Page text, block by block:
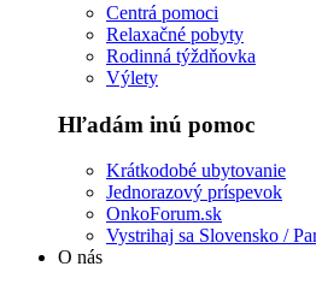
Centrá pomoci
Relaxačné pobyty
Rodinná týždňovka
Výlety
Hľadám inú pomoc
Krátkodobé ubytovanie
Jednorazový príspevok
OnkoForum.sk
Vystrihaj sa Slovensko /
O nás